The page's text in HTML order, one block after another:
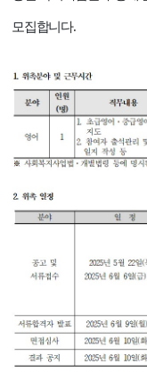
모집합니다.